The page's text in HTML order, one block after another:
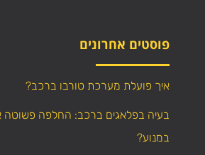
פוסטים אחרונים
איך פועלת מערכת טורבו ברכב?
בעיה בפלאגים ברכב: החלפה פשוטה
במנוע?